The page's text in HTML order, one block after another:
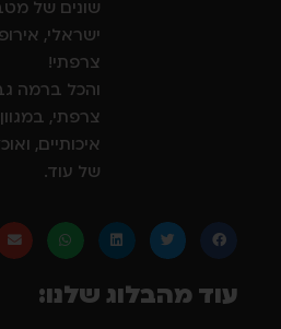
שונים של
ישראלי,
צרפתי!
והכל ברמה
צרפתי,
איכותיים,
של עוד.
עוד מהבלוג שלנו: